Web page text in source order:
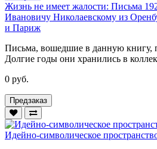
Жизнь не имеет жалости: Письма
Ивановичу Николаевскому из
и Париж
Письма, вошедшие в данную книгу,
Долгие годы они хранились в
0 руб.
Предзаказ
Идейно-символическое